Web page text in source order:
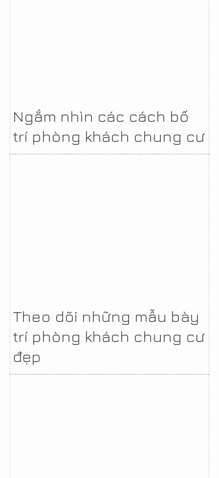
Ngắm nhìn các cách bố
trí phòng khách chung cư
Theo dõi những mẫu bày
trí phòng khách chung cư
đẹp